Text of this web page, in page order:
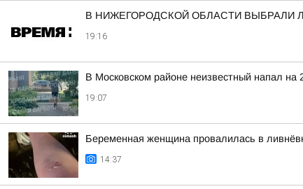
В НИЖЕГОРОДСКОЙ ОБЛАСТИ ВЫБРАЛИ
19:16
В Московском районе неизвестный напал на
19:07
Беременная женщина провалилась в
14:37